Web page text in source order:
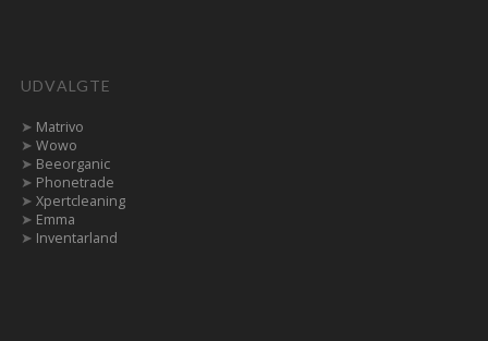
UDVALGTE
➤ Matrivo
➤ Wowo
➤ Beeorganic
➤ Phonetrade
➤ Xpertcleaning
➤ Emma
➤ Inventarland